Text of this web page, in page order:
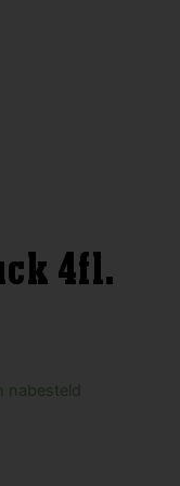
4fl.
nabesteld